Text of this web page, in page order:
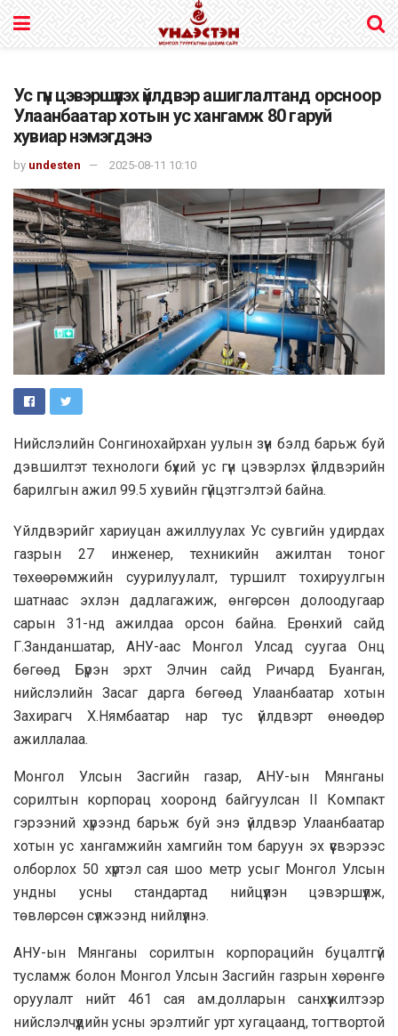
Ус гүн цэвэршүүлэх үйлдвэр ашиглалтанд орсноор
Улаанбаатар хотын ус хангамж 80 гаруй
хувиар нэмэгдэнэ
by undesten 2025-08-11 10:10
Нийслэлийн Сонгинохайрхан уулын зүүн бэлд барьж буй
дэвшилтэт технологи бүхий ус гүн цэвэрлэх үйлдвэрийн
барилгын ажил 99.5 хувийн гүйцэтгэлтэй байна.
Үйлдвэрийг хариуцан ажиллуулах Ус сувгийн удирдах
газрын 27 инженер, техникийн ажилтан тоног
төхөөрөмжийн суурилуулалт, туршилт тохируулгын
шатнаас эхлэн дадлагажиж, өнгөрсөн долоодугаар
сарын 31-нд ажилдаа орсон байна. Ерөнхий сайд
Г.Занданшатар, АНУ-аас Монгол Улсад суугаа Онц
бөгөөд Бүрэн эрхт Элчин сайд Ричард Буанган,
нийслэлийн Засаг дарга бөгөөд Улаанбаатар хотын
Захирагч Х.Нямбаатар нар тус үйлдвэрт өнөөдөр
ажиллалаа.
Монгол Улсын Засгийн газар, АНУ-ын Мянганы
сорилтын корпорац хооронд байгуулсан II Компакт
гэрээний хүрээнд барьж буй энэ үйлдвэр Улаанбаатар
хотын ус хангамжийн хамгийн том баруун эх үүсвэрээс
олборлох 50 хүртэл сая шоо метр усыг Монгол Улсын
ундны усны стандартад нийцүүлэн цэвэршүүлж,
төвлөрсөн сүлжээнд нийлүүлнэ.
АНУ-ын Мянганы сорилтын корпорацийн буцалтгүй
тусламж болон Монгол Улсын Засгийн газрын хөрөнгө
оруулалт нийт 461 сая ам.долларын санхүүжилтээр
нийслэлчүүдийн усны эрэлтийг урт хугацаанд, тогтвортой